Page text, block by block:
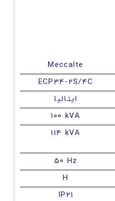
Meccalte
ECP34-2S/4C
ایتالیا
100 kVA
114 kVA
50 Hz
H
IP21